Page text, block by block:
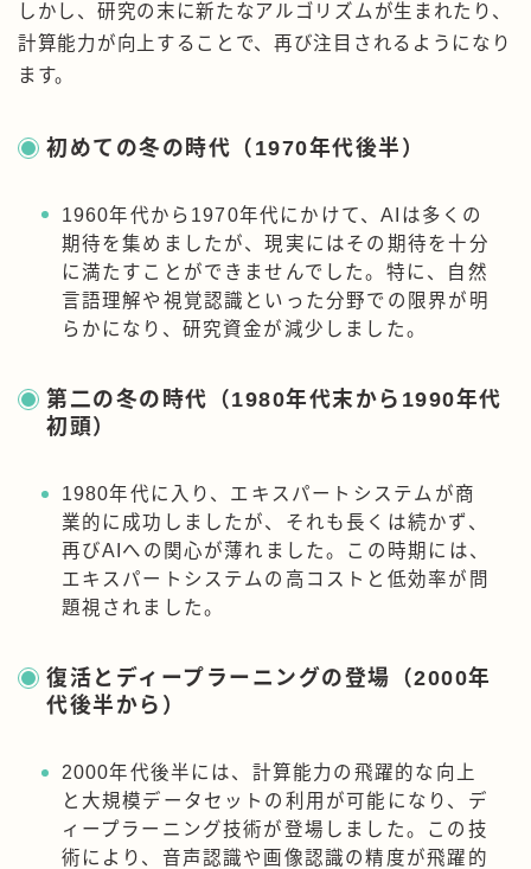
しかし、研究の末に新たなアルゴリズムが生まれたり、
計算能力が向上することで、再び注目されるようになり
ます。
初めての冬の時代（1970年代後半）
1960年代から1970年代にかけて、AIは多くの
期待を集めましたが、現実にはその期待を十分
に満たすことができませんでした。特に、自然
言語理解や視覚認識といった分野での限界が明
らかになり、研究資金が減少しました。
第二の冬の時代（1980年代末から1990年代
初頭）
1980年代に入り、エキスパートシステムが商
業的に成功しましたが、それも長くは続かず、
再びAIへの関心が薄れました。この時期には、
エキスパートシステムの高コストと低効率が問
題視されました。
復活とディープラーニングの登場（2000年
代後半から）
2000年代後半には、計算能力の飛躍的な向上
と大規模データセットの利用が可能になり、デ
ィープラーニング技術が登場しました。この技
術により、音声認識や画像認識の精度が飛躍的